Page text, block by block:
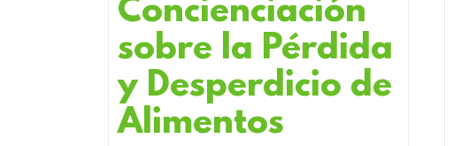
Concienciación
sobre la Pérdida
y Desperdicio de
Alimentos